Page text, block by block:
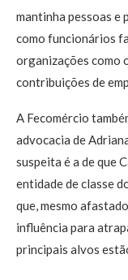
mantinha pessoas e
como funcionários
organizações como
contribuições de
A Fecomércio
advocacia de
suspeita é a de que
entidade de classe
que, mesmo
influência para
principais alvos